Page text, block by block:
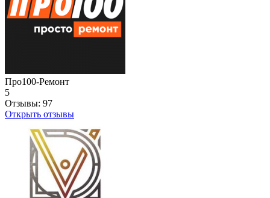
Про100-Ремонт
5
Отзывы: 97
Открыть отзывы